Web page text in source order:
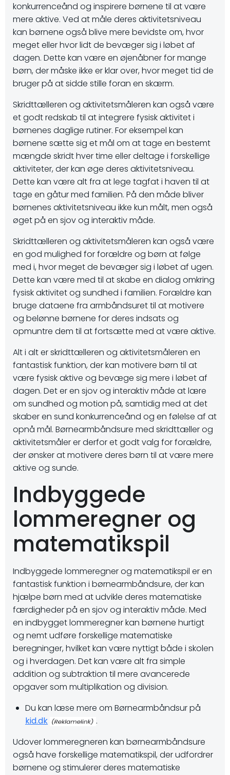
konkurrenceånd og inspirere børnene til at være
mere aktive. Ved at måle deres aktivitetsniveau
kan børnene også blive mere bevidste om, hvor
meget eller hvor lidt de bevæger sig i løbet af
dagen. Dette kan være en øjenåbner for mange
børn, der måske ikke er klar over, hvor meget tid de
bruger på at sidde stille foran en skærm.
Skridttælleren og aktivitetsmåleren kan også være
et godt redskab til at integrere fysisk aktivitet i
børnenes daglige rutiner. For eksempel kan
børnene sætte sig et mål om at tage en bestemt
mængde skridt hver time eller deltage i forskellige
aktiviteter, der kan øge deres aktivitetsniveau.
Dette kan være alt fra at lege tagfat i haven til at
tage en gåtur med familien. På den måde bliver
børnenes aktivitetsniveau ikke kun målt, men også
øget på en sjov og interaktiv måde.
Skridttælleren og aktivitetsmåleren kan også være
en god mulighed for forældre og børn at følge
med i, hvor meget de bevæger sig i løbet af ugen.
Dette kan være med til at skabe en dialog omkring
fysisk aktivitet og sundhed i familien. Forældre kan
bruge dataene fra armbåndsuret til at motivere
og belønne børnene for deres indsats og
opmuntre dem til at fortsætte med at være aktive.
Alt i alt er skridttælleren og aktivitetsmåleren en
fantastisk funktion, der kan motivere børn til at
være fysisk aktive og bevæge sig mere i løbet af
dagen. Det er en sjov og interaktiv måde at lære
om sundhed og motion på, samtidig med at det
skaber en sund konkurrenceånd og en følelse af at
opnå mål. Børnearmbåndsure med skridttæller og
aktivitetsmåler er derfor et godt valg for forældre,
der ønsker at motivere deres børn til at være mere
aktive og sunde.
Indbyggede
lommeregner og
matematikspil
Indbyggede lommeregner og matematikspil er en
fantastisk funktion i børnearmbåndsure, der kan
hjælpe børn med at udvikle deres matematiske
færdigheder på en sjov og interaktiv måde. Med
en indbygget lommeregner kan børnene hurtigt
og nemt udføre forskellige matematiske
beregninger, hvilket kan være nyttigt både i skolen
og i hverdagen. Det kan være alt fra simple
addition og subtraktion til mere avancerede
opgaver som multiplikation og division.
Du kan læse mere om Børnearmbåndsur på
kid.dk
.
Udover lommeregneren kan børnearmbåndsure
også have forskellige matematikspil, der udfordrer
børnene og stimulerer deres matematiske